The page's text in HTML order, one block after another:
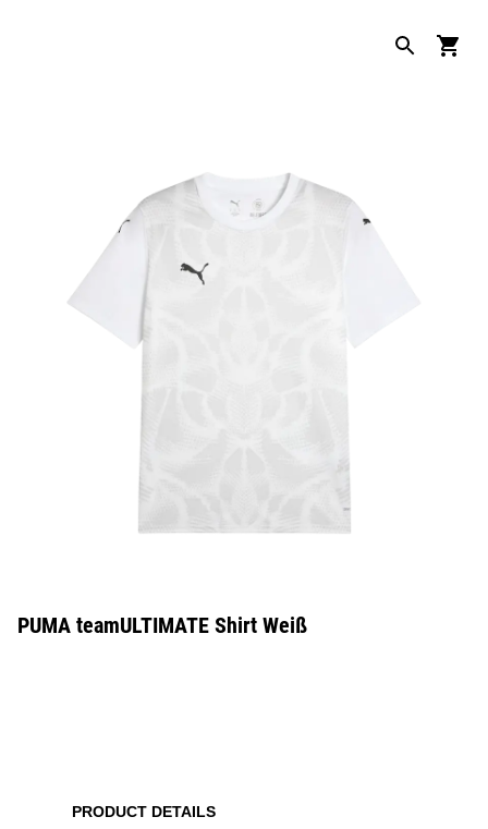
PUMA teamULTIMATE Shirt Weiß
PRODUCT DETAILS